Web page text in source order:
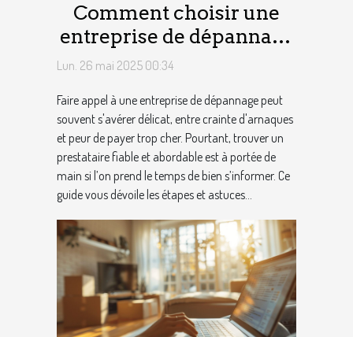
Comment choisir une
entreprise de dépannage
fiable et à bon prix ?
Lun. 26 mai 2025 00:34
Faire appel à une entreprise de dépannage peut
souvent s'avérer délicat, entre crainte d'arnaques
et peur de payer trop cher. Pourtant, trouver un
prestataire fiable et abordable est à portée de
main si l’on prend le temps de bien s’informer. Ce
guide vous dévoile les étapes et astuces...